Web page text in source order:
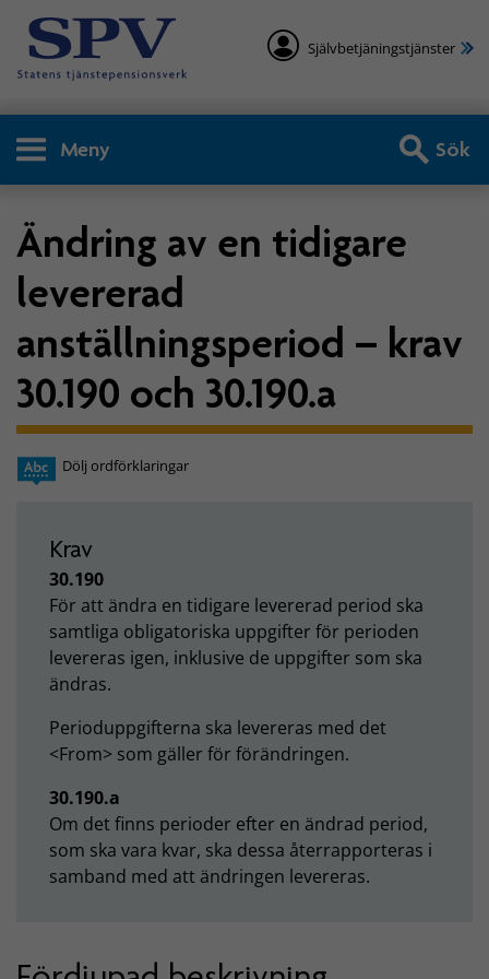
Självbetjäningstjänster
Meny Sök
Ändring av en tidigare
levererad
anställningsperiod – krav
30.190 och 30.190.a
Dölj ordförklaringar
Krav
30.190
För att ändra en tidigare levererad period ska
samtliga obligatoriska uppgifter för perioden
levereras igen, inklusive de uppgifter som ska
ändras.
Perioduppgifterna ska levereras med det
<From> som gäller för förändringen.
30.190.a
Om det finns perioder efter en ändrad period,
som ska vara kvar, ska dessa återrapporteras i
samband med att ändringen levereras.